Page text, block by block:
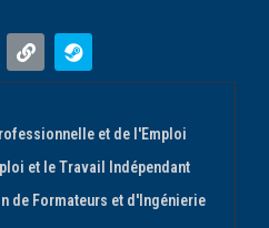
et de l'Emploi
et le Travail Indépendant
de Formateurs et d'Ingénierie